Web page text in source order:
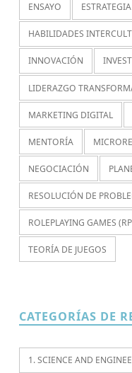
ENSAYO ESTRATEGIA
HABILIDADES
INNOVACIÓN
LIDERAZGO
MARKETING DIGITAL
MENTORÍA
NEGOCIACIÓN
RESOLUCIÓN DE
ROLEPLAYING GAMES
TEORÍA DE JUEGOS
CATEGORÍAS DE
1. SCIENCE AND